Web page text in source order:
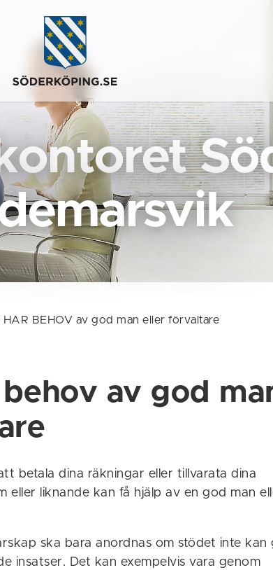
HAR BEHOV av god man eller förvaltare
behov av god
betala dina räkningar eller tillvarata dina
eller liknande kan få hjälp av en god man
ska bara anordnas om stödet inte kan
insatser. Det kan exempelvis vara genom